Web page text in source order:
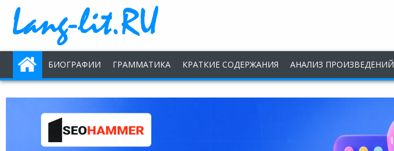
БИОГРАФИИ ГРАММАТИКА КРАТКИЕ СОДЕРЖАНИЯ АНАЛИЗ ПРОИЗВЕДЕНИЙ